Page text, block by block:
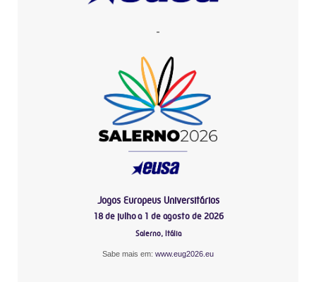
-
Jogos Europeus Universitários
18 de julho a 1 de agosto de 2026
Salerno, Itália
Sabe mais em: www.eug2026.eu